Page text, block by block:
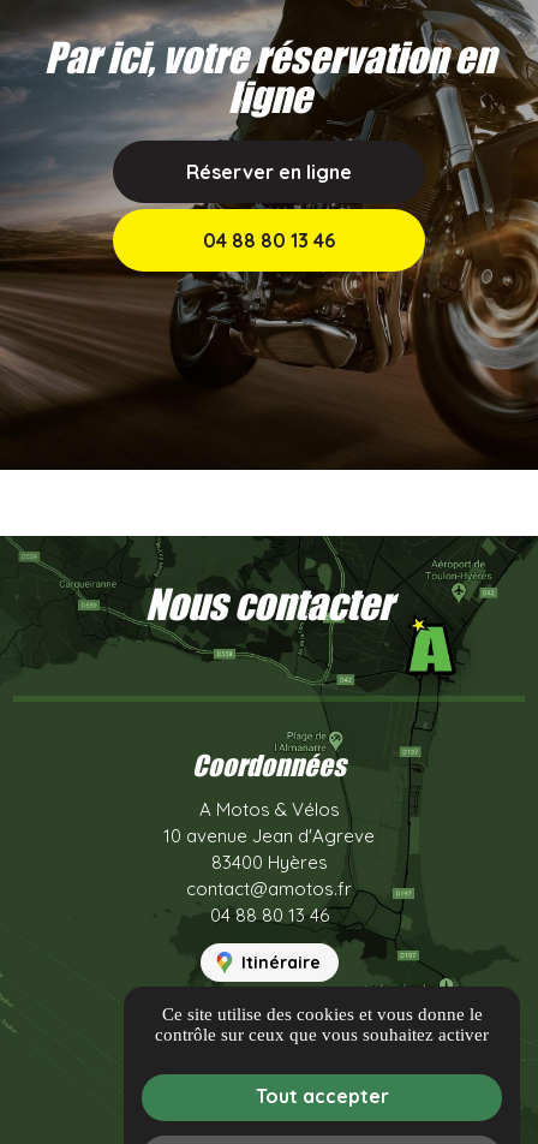
Par ici, votre réservation en
ligne
Réserver en ligne
04 88 80 13 46
Nous contacter
Coordonnées
A Motos & Vélos
10 avenue Jean d'Agreve
83400 Hyères
contact@amotos.fr
04 88 80 13 46
Itinéraire
Informations
Mentions légales
Conditions générales de location
Ce site utilise des cookies et vous donne le
contrôle sur ceux que vous souhaitez activer
Tout accepter